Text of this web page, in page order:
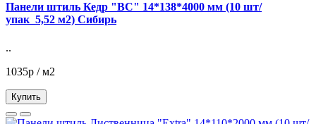
Панели штиль Кедр "ВС" 14*138*4000 мм (10 шт/
упак_5,52 м2) Сибирь
..
1035р / м2
Купить